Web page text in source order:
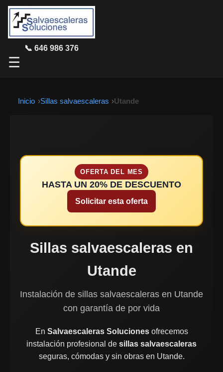
📞 646 986 376
☰
Inicio Sillas salvaescaleras Utande
OFERTA DEL MES
HASTA UN 20% DE DESCUENTO
Solicitar esta oferta
Sillas salvaescaleras en
Utande
Instalación de sillas salvaescaleras en Utande
con garantía de por vida
En Salvaescaleras Solucionesofrecemos
instalación profesional de sillas salvaescaleras
seguras, cómodas y sin obras en Utande.